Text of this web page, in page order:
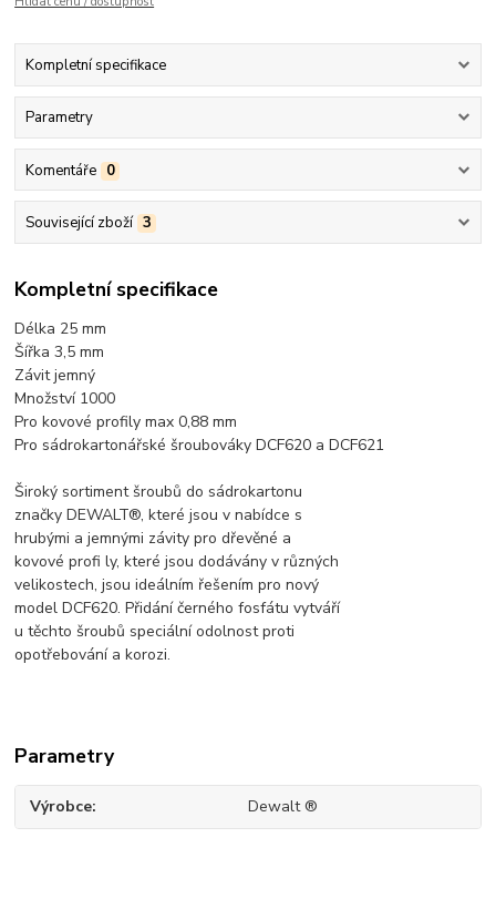
Kompletní specifikace
Parametry
Komentáře 0
Související zboží 3
Kompletní specifikace
Délka 25 mm
Šířka 3,5 mm
Závit jemný
Množství 1000
Pro kovové profily max 0,88 mm
Pro sádrokartonářské šroubováky DCF620 a DCF621
Široký sortiment šroubů do sádrokartonu
značky DEWALT®, které jsou v nabídce s
hrubými a jemnými závity pro dřevěné a
kovové profi ly, které jsou dodávány v různých
velikostech, jsou ideálním řešením pro nový
model DCF620. Přidání černého fosfátu vytváří
u těchto šroubů speciální odolnost proti
opotřebování a korozi.
Parametry
Výrobce Dewalt ®